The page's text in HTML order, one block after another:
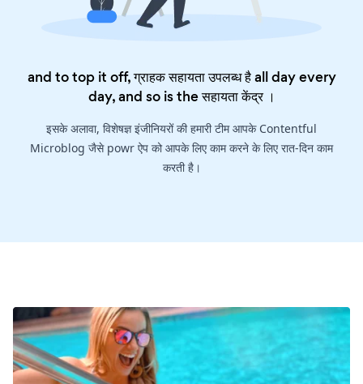
and to top it off, ग्राहक सहायता उपलब्ध है all day every
day, and so is theसहायता केंद्र।
इसके अलावा, विशेषज्ञ इंजीनियरों की हमारी टीम आपके Contentful
Microblog जैसे powr ऐप को आपके लिए काम करने के लिए रात-दिन काम
करती है।